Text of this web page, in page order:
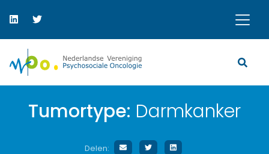
Tumortype: Darmkanker
Delen: